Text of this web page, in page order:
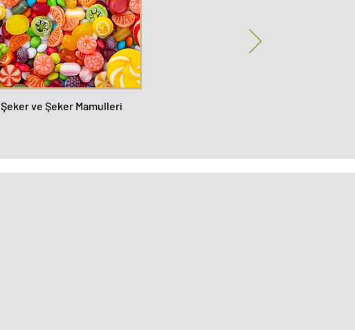
Şeker ve Şeker Mamulleri